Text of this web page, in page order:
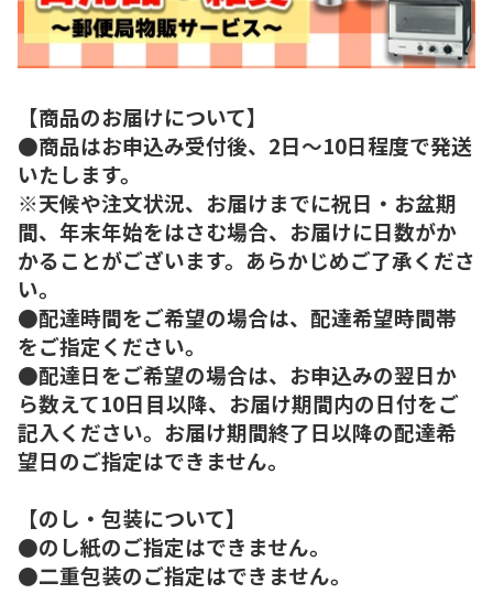
【商品のお届けについて】
●商品はお申込み受付後、2日～10日程度で発送
いたします。
※天候や注文状況、お届けまでに祝日・お盆期
間、年末年始をはさむ場合、お届けに日数がか
かることがございます。あらかじめご了承くださ
い。
●配達時間をご希望の場合は、配達希望時間帯
をご指定ください。
●配達日をご希望の場合は、お申込みの翌日か
ら数えて10日目以降、お届け期間内の日付をご
記入ください。お届け期間終了日以降の配達希
望日のご指定はできません。
【のし・包装について】
●のし紙のご指定はできません。
●二重包装のご指定はできません。